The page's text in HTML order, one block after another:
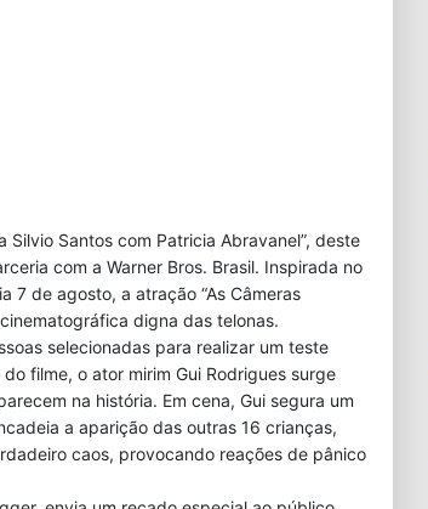
Silvio Santos com Patricia Abravanel”, deste
com a Warner Bros. Brasil. Inspirada no
7 de agosto, a atração “As Câmeras
digna das telonas.
selecionadas para realizar um teste
filme, o ator mirim Gui Rodrigues surge
na história. Em cena, Gui segura um
a aparição das outras 16 crianças,
caos, provocando reações de pânico